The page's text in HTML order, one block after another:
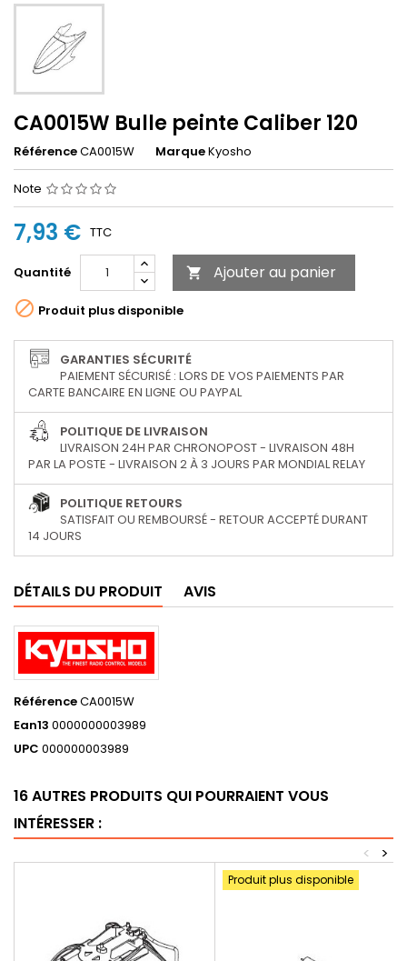
CA0015W Bulle peinte Caliber 120
RéférenceCA0015W MarqueKyosho
Note
7,93 € TTC
Quantité  Ajouter au panier
 Produit plus disponible
GARANTIES SÉCURITÉ
PAIEMENT SÉCURISÉ : LORS DE VOS PAIEMENTS PAR
CARTE BANCAIRE EN LIGNE OU PAYPAL
POLITIQUE DE LIVRAISON
LIVRAISON 24H PAR CHRONOPOST - LIVRAISON 48H
PAR LA POSTE - LIVRAISON 2 À 3 JOURS PAR MONDIAL RELAY
POLITIQUE RETOURS
SATISFAIT OU REMBOURSÉ - RETOUR ACCEPTÉ DURANT
14 JOURS
DÉTAILS DU PRODUIT AVIS
RéférenceCA0015W
Ean13 0000000003989
UPC 000000003989
16 AUTRES PRODUITS QUI POURRAIENT VOUS
INTÉRESSER :
>
<
Produit plus disponible